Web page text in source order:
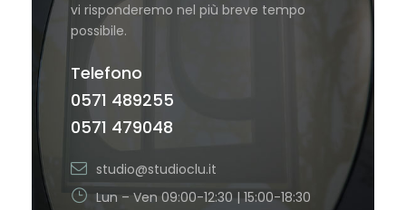
vi risponderemo nel più breve tempo
possibile.
Telefono
0571 489255
0571 479048
studio@studioclu.it
Lun – Ven 09:00-12:30 | 15:00-18:30